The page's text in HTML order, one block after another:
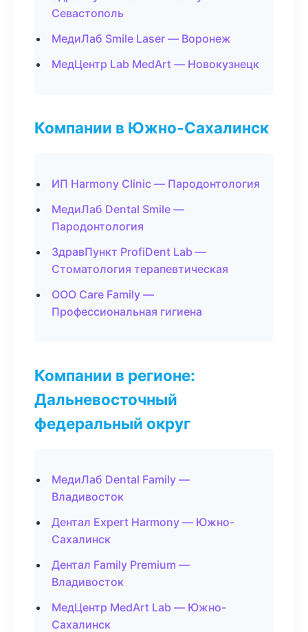
Севастополь
МедиЛаб Smile Laser — Воронеж
МедЦентр Lab MedArt — Новокузнецк
Компании в Южно-Сахалинск
ИП Harmony Clinic — Пародонтология
МедиЛаб Dental Smile —
Пародонтология
ЗдравПункт ProfiDent Lab —
Стоматология терапевтическая
ООО Care Family —
Профессиональная гигиена
Компании в регионе:
Дальневосточный
федеральный округ
МедиЛаб Dental Family —
Владивосток
Дентал Expert Harmony — Южно-
Сахалинск
Дентал Family Premium —
Владивосток
МедЦентр MedArt Lab — Южно-
Сахалинск